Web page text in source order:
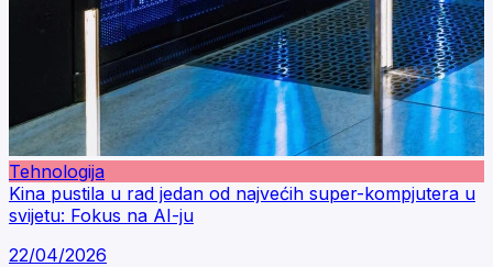
Tehnologija
Kina pustila u rad jedan od najvećih super-kompjutera u
svijetu: Fokus na AI-ju
22/04/2026